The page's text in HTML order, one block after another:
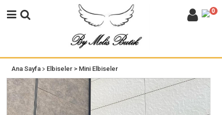
0
Ana Sayfa> Elbiseler > Mini Elbiseler